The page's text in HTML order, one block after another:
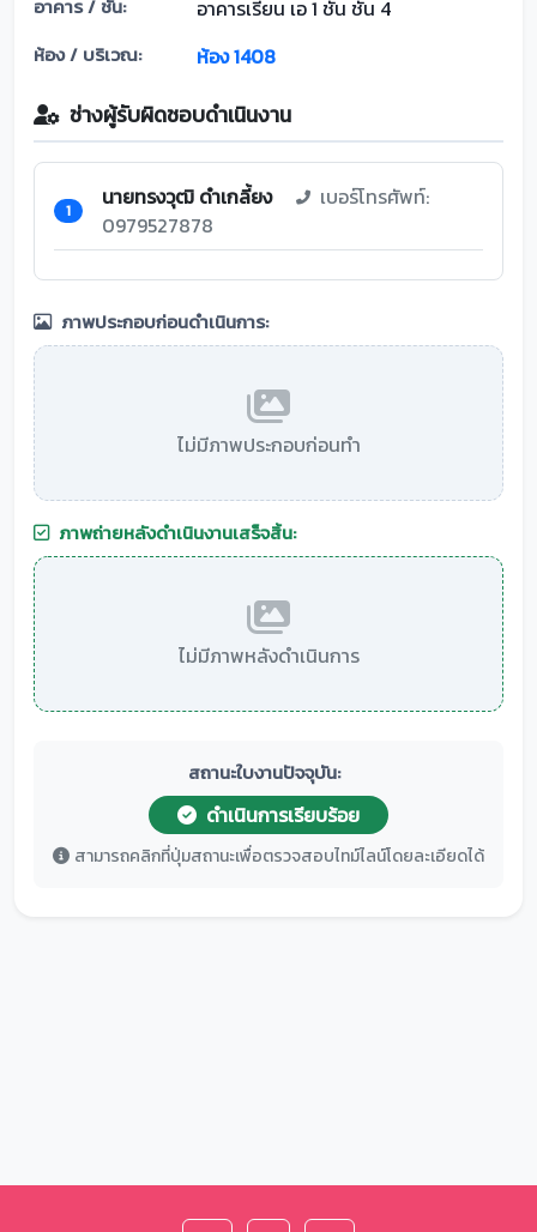
อาคาร / ชั้น: อาคารเรียน เอ 1 ชั้น ชั้น 4
ห้อง / บริเวณ: ห้อง 1408
ช่างผู้รับผิดชอบดำเนินงาน
1 นายทรงวุฒิ ดำเกลี้ยง
เบอร์โทรศัพท์:
0979527878
ภาพประกอบก่อนดำเนินการ:
ไม่มีภาพประกอบก่อนทำ
ภาพถ่ายหลังดำเนินงานเสร็จสิ้น:
ไม่มีภาพหลังดำเนินการ
สถานะใบงานปัจจุบัน:
ดำเนินการเรียบร้อย
สามารถคลิกที่ปุ่มสถานะเพื่อตรวจสอบไทม์ไลน์โดยละเอียดได้